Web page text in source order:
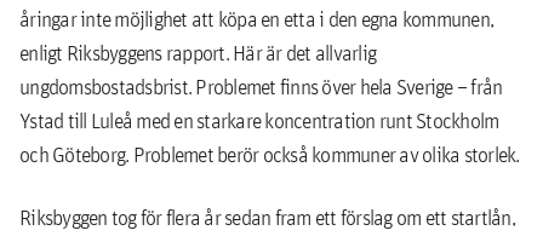
åringar inte möjlighet att köpa en etta i den egna kommunen,
enligt Riksbyggens rapport. Här är det allvarlig
ungdomsbostadsbrist. Problemet finns över hela Sverige – från
Ystad till Luleå med en starkare koncentration runt Stockholm
och Göteborg. Problemet berör också kommuner av olika storlek.
Riksbyggen tog för flera år sedan fram ett förslag om ett startlån,